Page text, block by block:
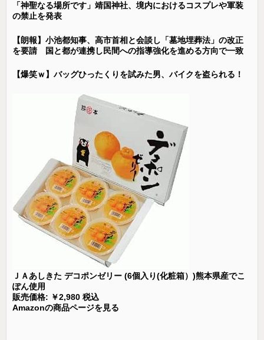
「神聖なる場所です」靖国神社、境内におけるコスプレや軍装
の禁止を発表
【朗報】小池都知事、高市首相と会談し「墓地埋葬法」の改正
を要請 国と都が連携し民間への指導強化を進める方向で一致
【爆笑ｗ】バッグひったくりを試みた男、バイクを盗られる！
ＪＡあしきた デコポンゼリー (6個入り(化粧箱）)熊本県産でこ
ぽん使用
販売価格: ￥2,980 税込
Amazonの商品ページを見る